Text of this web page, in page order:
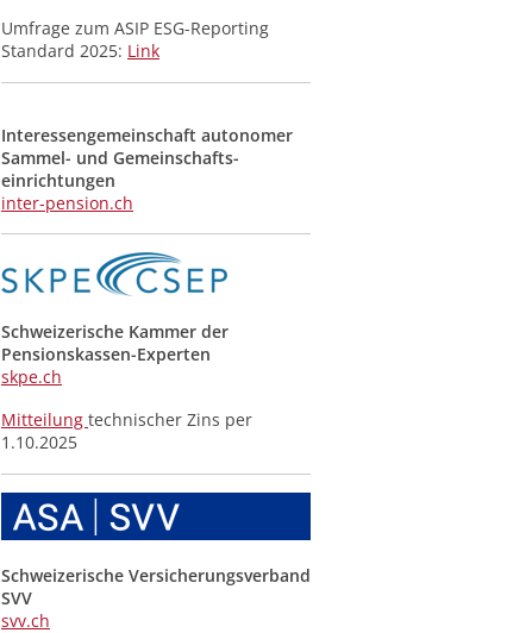
Umfrage zum ASIP ESG-Reporting
Standard 2025: Link
Interessengemeinschaft autonomer
Sammel- und Gemeinschafts­
einrichtungen
inter-pension.ch
Schweizerische Kammer der
Pensionskassen-Experten
skpe.ch
Mitteilung technischer Zins per
1.10.2025
Schweizerische Versicherungsverband
SVV
svv.ch